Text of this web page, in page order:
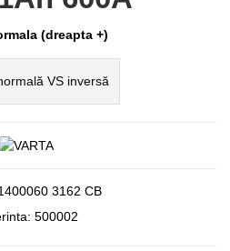
(dreapta +)
VS inversă
3162 CB
500002